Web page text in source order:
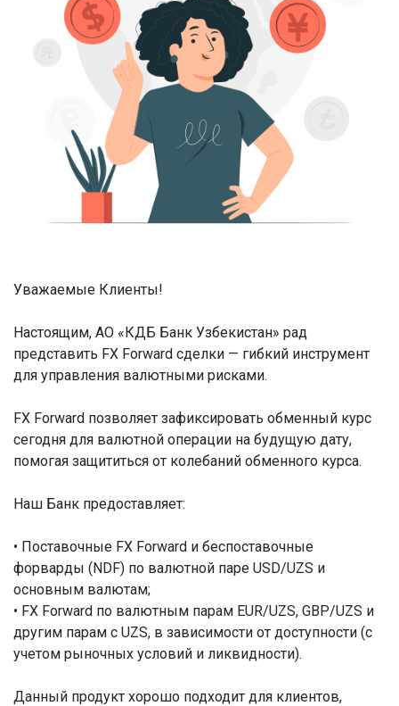
Уважаемые Клиенты!
Настоящим, АО «КДБ Банк Узбекистан» рад
представить FX Forward сделки — гибкий инструмент
для управления валютными рисками.
FX Forward позволяет зафиксировать обменный курс
сегодня для валютной операции на будущую дату,
помогая защититься от колебаний обменного курса.
Наш Банк предоставляет:
• Поставочные FX Forward и беспоставочные
форварды (NDF) по валютной паре USD/UZS и
основным валютам;
• FX Forward по валютным парам EUR/UZS, GBP/UZS и
другим парам с UZS, в зависимости от доступности (с
учетом рыночных условий и ликвидности).
Данный продукт хорошо подходит для клиентов,